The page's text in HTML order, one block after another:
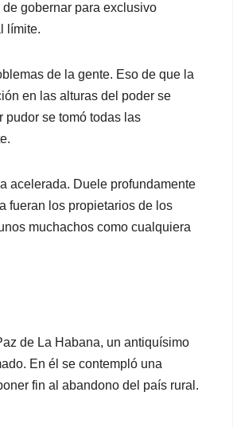
gobernar para exclusivo
límite.
de la gente. Eso de que la
en las alturas del poder se
pudor se tomó todas las
acelerada. Duele profundamente
fueran los propietarios de los
muchachos como cualquiera
de La Habana, un antiquísimo
En él se contempló una
fin al abandono del país rural.